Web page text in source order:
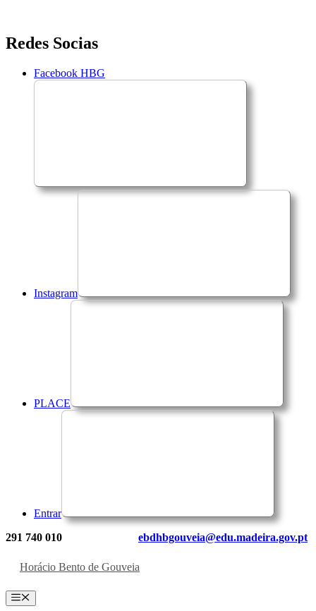
Saltar
para
conteúdo
Redes Socias
Facebook HBG
Instagram
PLACE
Entrar
291 740 010 ebdhbgouveia@edu.madeira.gov.pt
Horácio Bento de Gouveia
Menu